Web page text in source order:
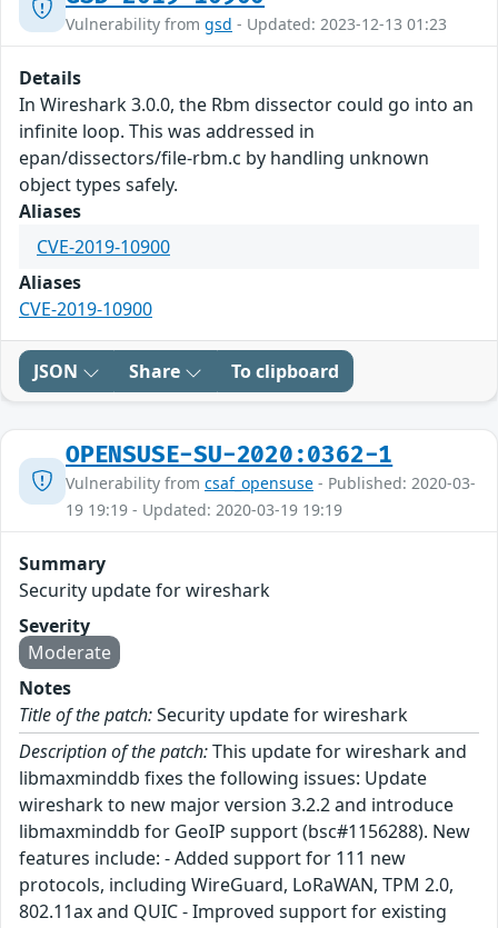
Vulnerability from gsd - Updated: 2023-12-13 01:23
Details
In Wireshark 3.0.0, the Rbm dissector could go into an
infinite loop. This was addressed in
epan/dissectors/file-rbm.c by handling unknown
object types safely.
Aliases
CVE-2019-10900
Aliases
CVE-2019-10900
JSON Share To clipboard
OPENSUSE-SU-2020:0362-1
Vulnerability from csaf_opensuse - Published: 2020-03-
19 19:19 - Updated: 2020-03-19 19:19
Summary
Security update for wireshark
Severity
Moderate
Notes
Title of the patch:Security update for wireshark
Description of the patch:This update for wireshark and
libmaxminddb fixes the following issues: Update
wireshark to new major version 3.2.2 and introduce
libmaxminddb for GeoIP support (bsc#1156288). New
features include: - Added support for 111 new
protocols, including WireGuard, LoRaWAN, TPM 2.0,
802.11ax and QUIC - Improved support for existing